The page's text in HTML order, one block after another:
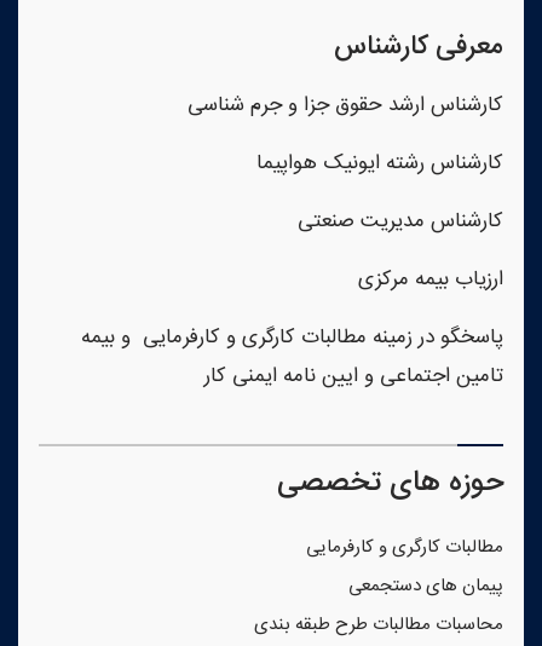
معرفی کارشناس
کارشناس ارشد حقوق جزا و جرم شناسی
کارشناس رشته ایونیک هواپیما
کارشناس مدیریت صنعتی
ارزیاب بیمه مرکزی
پاسخگو در زمینه مطالبات کارگری و کارفرمایی و بیمه
تامین اجتماعی و ایین نامه ایمنی کار
حوزه های تخصصی
مطالبات کارگری و کارفرمایی
پیمان های دستجمعی
محاسبات مطالبات طرح طبقه بندی